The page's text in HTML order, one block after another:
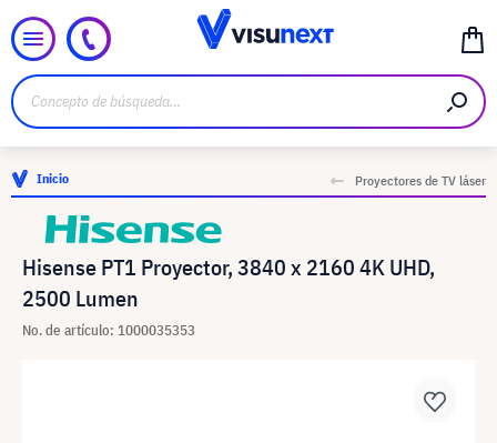
Inicio Proyectores de TV láser
Hisense PT1 Proyector, 3840 x 2160 4K UHD,
2500 Lumen
No. de artículo: 1000035353